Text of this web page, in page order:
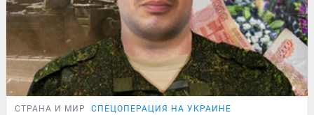
СТРАНА И МИР СПЕЦОПЕРАЦИЯ НА УКРАИНЕ